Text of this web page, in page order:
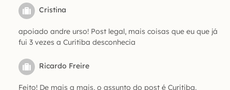
Cristina
apoiado andre urso! Post legal, mais coisas que eu que já
fui 3 vezes a Curitiba desconhecia
Ricardo Freire
Feito! De mais a mais, o assunto do post é Curitiba.